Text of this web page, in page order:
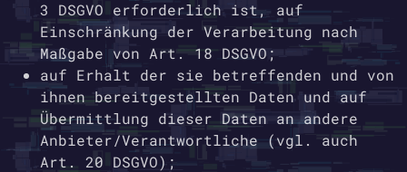
3 DSGVO erforderlich ist, auf
Einschränkung der Verarbeitung nach
Maßgabe von Art. 18 DSGVO;
auf Erhalt der sie betreffenden und von
ihnen bereitgestellten Daten und auf
Übermittlung dieser Daten an andere
Anbieter/Verantwortliche (vgl. auch
Art. 20 DSGVO);